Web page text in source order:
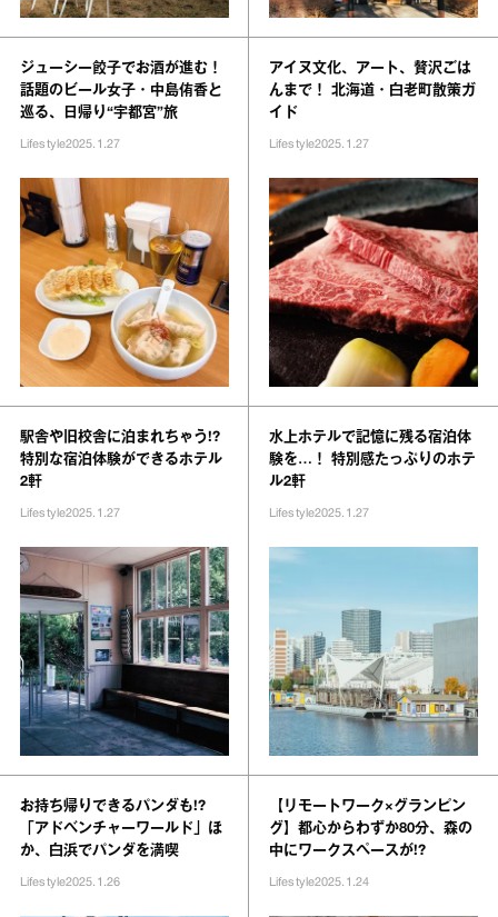
ジューシー餃子でお酒が進む！
話題のビール女子・中島侑香と
巡る、日帰り“宇都宮”旅
Lifestyle2025.1.27
駅舎や旧校舎に泊まれちゃう!?
特別な宿泊体験ができるホテル
2軒
Lifestyle2025.1.27
お持ち帰りできるパンダも!?
「アドベンチャーワールド」ほ
か、白浜でパンダを満喫
Lifestyle2025.1.26
アイヌ文化、アート、贅沢ごは
んまで！ 北海道・白老町散策ガ
イド
Lifestyle2025.1.27
水上ホテルで記憶に残る宿泊体
験を…！ 特別感たっぷりのホテ
ル2軒
Lifestyle2025.1.27
【リモートワーク×グランピン
グ】都心からわずか80分、森の
中にワークスペースが!?
Lifestyle2025.1.24